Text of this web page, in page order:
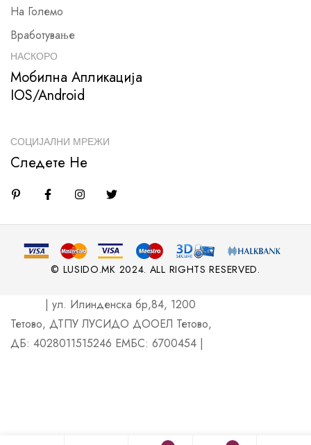
На Големо
Вработување
НАСКОРО
Мобилна Апликација
IOS/Android
СОЦИЈАЛНИ МРЕЖИ
Следете Не
© LUSIDO.MK 2024. ALL RIGHTS RESERVED.
| ул. Илинденска бр,84, 1200
Тетово, ДТПУ ЛУСИДО ДООЕЛ Тетово,
ДБ: 4028011515246 ЕМБС: 6700454 |